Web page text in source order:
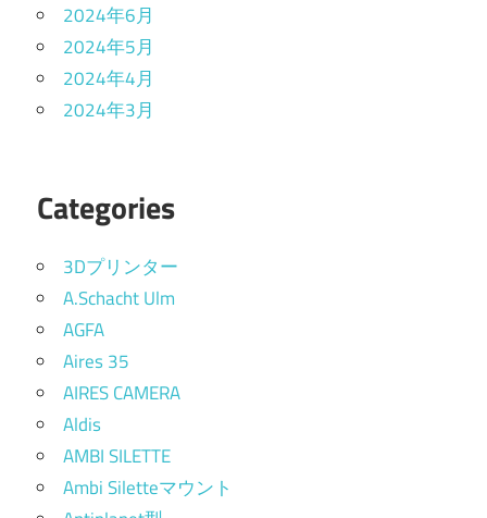
2024年6月
2024年5月
2024年4月
2024年3月
Categories
3Dプリンター
A.Schacht Ulm
AGFA
Aires 35
AIRES CAMERA
Aldis
AMBI SILETTE
Ambi Siletteマウント